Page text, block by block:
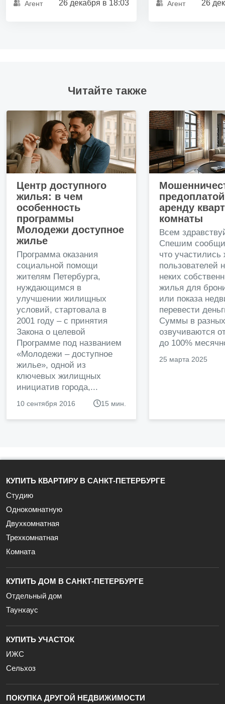
Агент 26 декабря в 18:03 Агент 26
Читайте также
Центр доступного
жилья: в чем
особенность
программы
Молодежи доступное
жилье
Программа оказания
социальной помощи
жителям Петербурга,
нуждающимся в
улучшении жилищных
условий, стартовала в
2001 году – с принятия
Закона о целевой
Программе под названием
«Молодежи – доступное
жилье», одной из
ключевых жилищных
инициатив города,...
10 сентября 2016 15 мин.
аренду
комнаты
Всем
Спешим
что
пользователей
неких
жилья для
или показа
перевести
Суммы в
озвучиваются
до 100%
25 марта 2025
КУПИТЬ КВАРТИРУ В САНКТ-ПЕТЕРБУРГЕ
Студию
Однокомнатную
Двухкомнатная
Трехкомнатная
Комната
КУПИТЬ ДОМ В САНКТ-ПЕТЕРБУРГЕ
Отдельный дом
Таунхаус
КУПИТЬ УЧАСТОК
ИЖС
Сельхоз
ПОКУПКА ДРУГОЙ НЕДВИЖИМОСТИ